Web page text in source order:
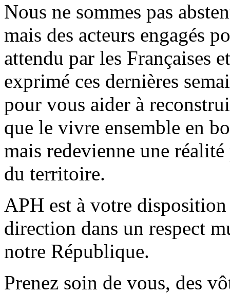
Nous ne sommes pas
mais des acteurs engagés
attendu par les Françaises
exprimé ces dernières
pour vous aider à
que le vivre ensemble en
mais redevienne une
du territoire.
APH est à votre
direction dans un respect
notre République.
Prenez soin de vous, des